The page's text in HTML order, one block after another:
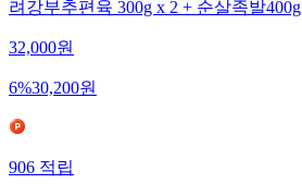
려강부추편육 300g x 2 + 순살족발400g
32,000원
6%30,200원
906적립